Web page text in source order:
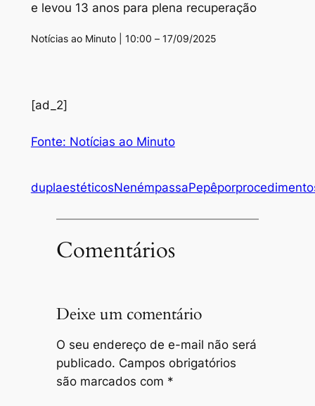
e levou 13 anos para plena recuperação
Notícias ao Minuto | 10:00 – 17/09/2025
[ad_2]
Fonte: Notícias ao Minuto
duplaestéticosNenémpassaPepêpor
Comentários
Deixe um comentário
O seu endereço de e-mail não será
publicado. Campos obrigatórios
são marcados com *